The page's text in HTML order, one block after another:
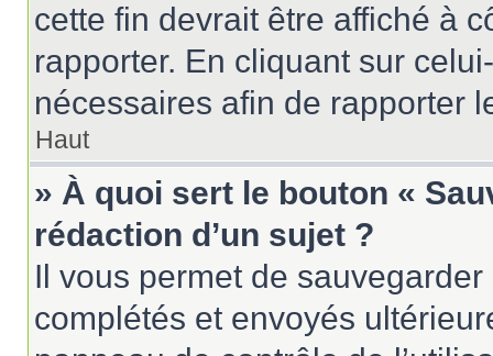
cette fin devrait être affiché à
rapporter. En cliquant sur
nécessaires afin de rapporter
Haut
» À quoi sert le bouton «
rédaction d’un sujet ?
Il vous permet de
complétés et envoyés